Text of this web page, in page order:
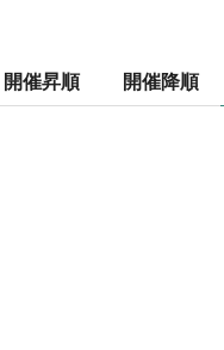
開催昇順 開催降順